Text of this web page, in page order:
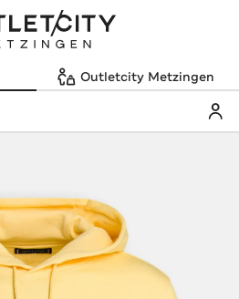
Outletcity Metzingen